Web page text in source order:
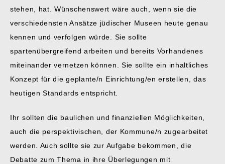
stehen, hat. Wünschenswert wäre auch, wenn sie die
verschiedensten Ansätze jüdischer Museen heute genau
kennen und verfolgen würde. Sie sollte
spartenübergreifend arbeiten und bereits Vorhandenes
miteinander vernetzen können. Sie sollte ein inhaltliches
Konzept für die geplante/n Einrichtung/en erstellen, das
heutigen Standards entspricht.
Ihr sollten die baulichen und finanziellen Möglichkeiten,
auch die perspektivischen, der Kommune/n zugearbeitet
werden. Auch sollte sie zur Aufgabe bekommen, die
Debatte zum Thema in ihre Überlegungen mit